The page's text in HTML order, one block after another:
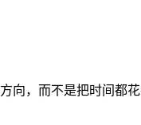
向，而不是把时间都花